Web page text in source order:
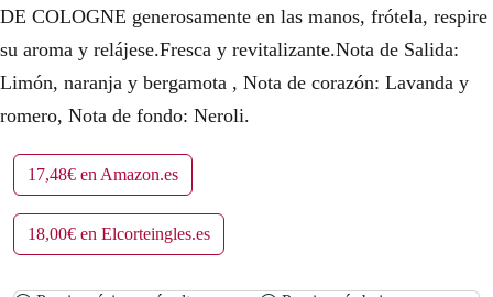
DE COLOGNE generosamente en las manos, frótela, respire
su aroma y relájese.Fresca y revitalizante.Nota de Salida:
Limón, naranja y bergamota , Nota de corazón: Lavanda y
romero, Nota de fondo: Neroli.
17,48€ en Amazon.es
18,00€ en Elcorteingles.es